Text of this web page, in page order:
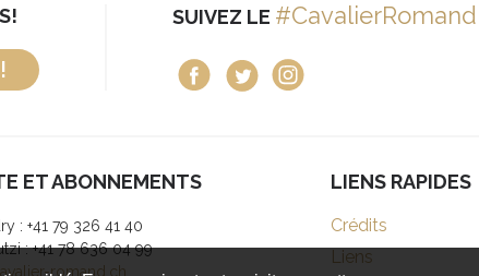
SUIVEZ LE #CavalierRomand
ET ABONNEMENTS
: +41 79 326 41 40
: +41 78 636 04 99
romand.ch
LIENS RAPIDES
Crédits
Liens